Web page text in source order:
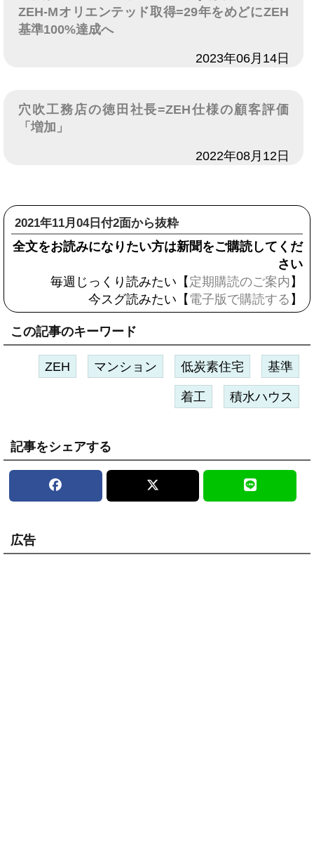
ZEH-Mオリエンテッド取得=29年をめどにZEH
基準100%達成へ
2023年06月14日
穴吹工務店の徳田社長=ZEH仕様の顧客評価
「増加」
2022年08月12日
2021年11月04日付2面から抜粋
全文をお読みになりたい方は新聞をご購読してくだ
さい
毎週じっくり読みたい【 定期購読のご案内 】
今スグ読みたい【 電子版で購読する 】
この記事のキーワード
ZEH マンション 低炭素住宅 基準
着工 積水ハウス
記事をシェアする
広告